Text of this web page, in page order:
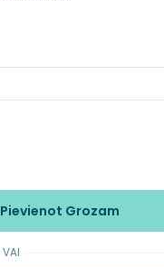
Pievienot Grozam
VAI